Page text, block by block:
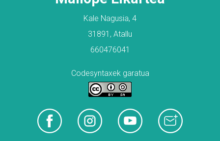
Kale Nagusia, 4
31891, Atallu
660476041
Codesyntaxek garatua